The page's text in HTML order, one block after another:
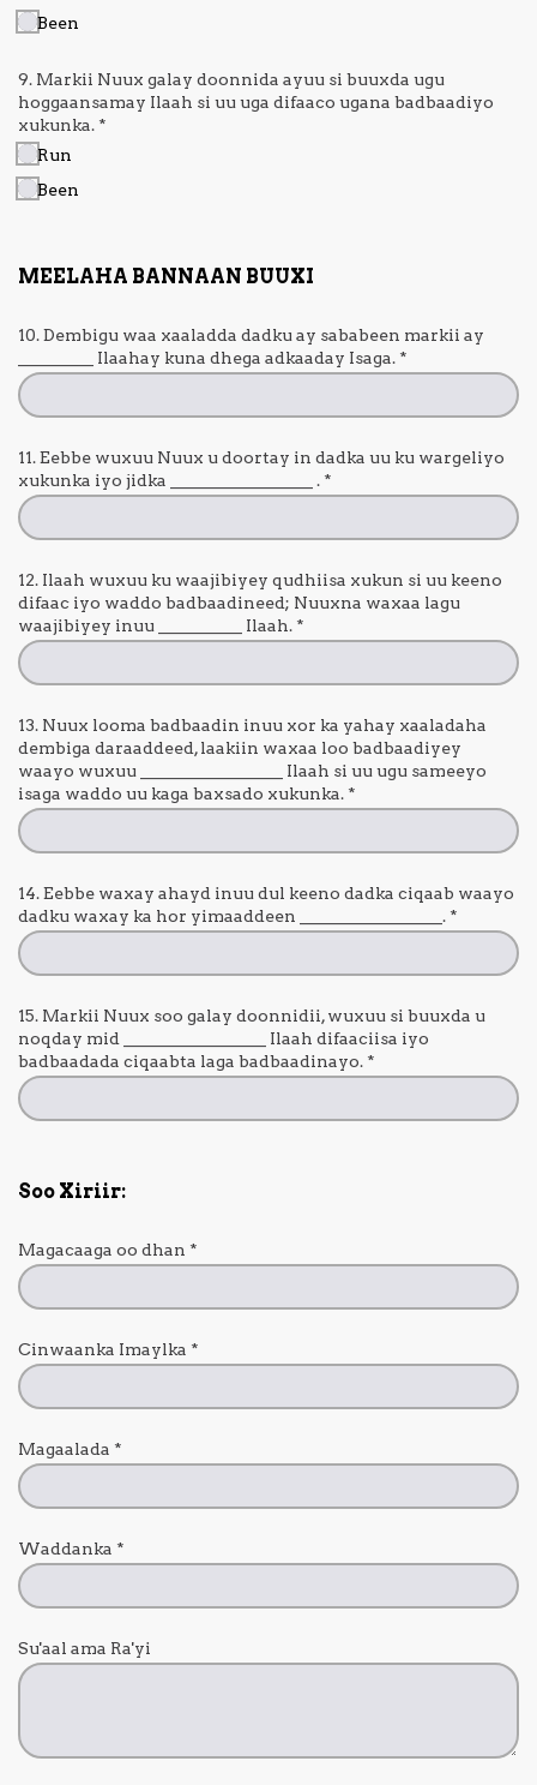
Been
9. Markii Nuux galay doonnida ayuu si buuxda ugu
hoggaansamay Ilaah si uu uga difaaco ugana badbaadiyo
xukunka. *
Run
Been
MEELAHA BANNAAN BUUXI
10. Dembigu waa xaaladda dadku ay sababeen markii ay
_________ Ilaahay kuna dhega adkaaday Isaga. *
11. Eebbe wuxuu Nuux u doortay in dadka uu ku wargeliyo
xukunka iyo jidka _________________ . *
12. Ilaah wuxuu ku waajibiyey qudhiisa xukun si uu keeno
difaac iyo waddo badbaadineed; Nuuxna waxaa lagu
waajibiyey inuu __________ Ilaah. *
13. Nuux looma badbaadin inuu xor ka yahay xaaladaha
dembiga daraaddeed, laakiin waxaa loo badbaadiyey
waayo wuxuu _________________ Ilaah si uu ugu sameeyo
isaga waddo uu kaga baxsado xukunka. *
14. Eebbe waxay ahayd inuu dul keeno dadka ciqaab waayo
dadku waxay ka hor yimaaddeen _________________. *
15. Markii Nuux soo galay doonnidii, wuxuu si buuxda u
noqday mid _________________ Ilaah difaaciisa iyo
badbaadada ciqaabta laga badbaadinayo. *
Soo Xiriir:
Magacaaga oo dhan *
Cinwaanka Imaylka *
Magaalada *
Waddanka *
Su'aal ama Ra'yi